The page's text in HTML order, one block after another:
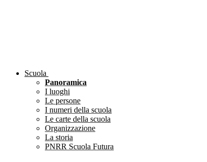
Scuola
Panoramica
I luoghi
Le persone
I numeri della scuola
Le carte della scuola
Organizzazione
La storia
PNRR Scuola Futura